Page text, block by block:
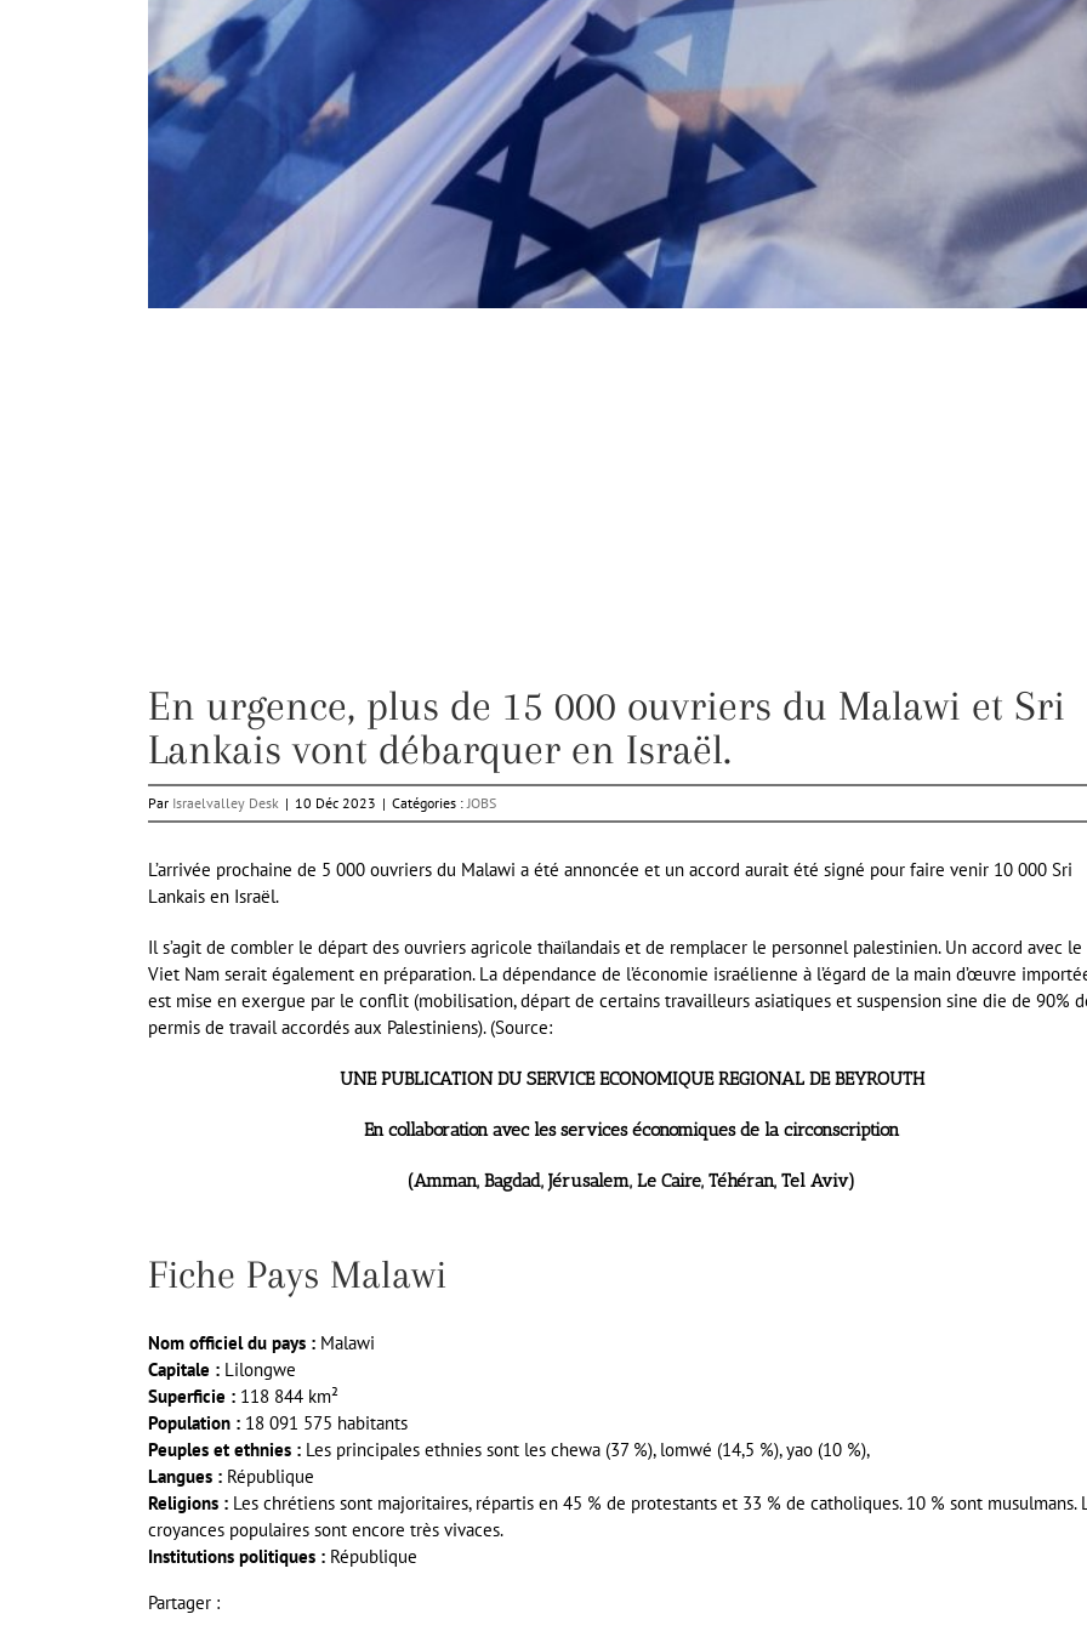
En urgence, plus de 15 000 ouvriers du Malawi et Sri
Lankais vont débarquer en Israël.
Par Israelvalley Desk | 10 Déc 2023 | Catégories : JOBS
L’arrivée prochaine de 5 000 ouvriers du Malawi a été annoncée et un accord aurait été signé pour faire venir 10 000 Sri
Lankais en Israël.
Il s’agit de combler le départ des ouvriers agricole thaïlandais et de remplacer le personnel palestinien. Un accord avec le
Viet Nam serait également en préparation. La dépendance de l’économie israélienne à l’égard de la main d’œuvre
est mise en exergue par le conflit (mobilisation, départ de certains travailleurs asiatiques et suspension sine die de 90%
permis de travail accordés aux Palestiniens). (Source:
UNE PUBLICATION DU SERVICE ECONOMIQUE REGIONAL DE BEYROUTH
En collaboration avec les services économiques de la circonscription
(Amman, Bagdad, Jérusalem, Le Caire, Téhéran, Tel Aviv)
Fiche Pays Malawi
Nom officiel du pays : Malawi
Capitale : Lilongwe
Superficie : 118 844 km²
Population : 18 091 575 habitants
Peuples et ethnies : Les principales ethnies sont les chewa (37 %), lomwé (14,5 %), yao (10 %),
Langues : République
Religions : Les chrétiens sont majoritaires, répartis en 45 % de protestants et 33 % de catholiques. 10 % sont musulmans.
croyances populaires sont encore très vivaces.
Institutions politiques : République
Partager :